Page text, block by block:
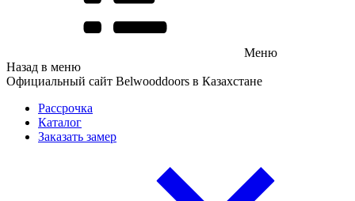
Меню
Назад в меню
Официальный сайт Belwooddoors в Казахстане
Рассрочка
Каталог
Заказать замер